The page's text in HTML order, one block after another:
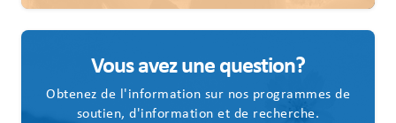
Vous avez une question?
Obtenez de l'information sur nos programmes de
soutien, d'information et de recherche.